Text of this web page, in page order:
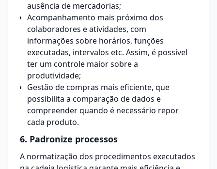
ausência de mercadorias;
Acompanhamento mais próximo dos
colaboradores e atividades, com
informações sobre horários, funções
executadas, intervalos etc. Assim, é possível
ter um controle maior sobre a
produtividade;
Gestão de compras mais eficiente, que
possibilita a comparação de dados e
compreender quando é necessário repor
cada produto.
6. Padronize processos
A normatização dos procedimentos executados